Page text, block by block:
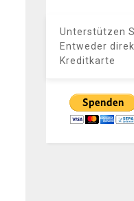
Unterstützen
Entweder
Kreditkarte